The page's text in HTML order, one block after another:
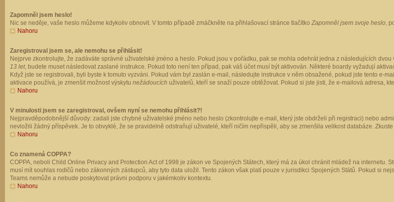
Zapomněl jsem heslo!
Nic se neděje, vaše heslo můžeme kdykoliv obnovit. V tomto případě zmáčkněte na přihlašovací stránce tlačítko Zapomněl jsem svoje heslo,
Nahoru
Zaregistroval jsem se, ale nemohu se přihlásit!
Nejprve zkontrolujte, že zadáváte správné uživatelské jméno a heslo. Pokud jsou v pořádku, pak se mohla odehrát jedna z následujících
13 let, budete muset následovat zaslané instrukce. Pokud toto není ten případ, pak váš účet musí být aktivován. Některé boardy vyžadují
Když jste se registrovali, byli byste k tomuto vyzváni. Pokud vám byl zaslán e-mail, následujte instrukce v něm obsažené, pokud jste tento e-
aktivace používá, je zmenšit možnost výskytu nežádoucích uživatelů, kteří se snaží pouze obtěžovat. Pokud si jste jisti, že e-mailová adresa,
Nahoru
V minulosti jsem se zaregistroval, ovšem nyní se nemohu přihlásit?!
Nejpravděpodobnější důvody: zadali jste chybné uživatelské jméno nebo heslo (zkontrolujte e-mail, který jste obdrželi při registraci) nebo
nevložili žádný příspěvek. Je to obvyklé, že se pravidelně odstraňují uživatelé, kteří ničím nepřispěli, aby se zmenšila velikost databáze.
Nahoru
Co znamená COPPA?
COPPA, neboli Child Online Privacy and Protection Act of 1998 je zákon ve Spojených Státech, který má za úkol chránit mládež na
musí mít souhlas rodičů nebo zákonných zástupců, aby tyto data uložil. Tento zákon však platí pouze v jurisdikci Spojených Států. Pokud si
Teams nemůže a nebude poskytovat právni podporu v jakémkoliv kontextu.
Nahoru